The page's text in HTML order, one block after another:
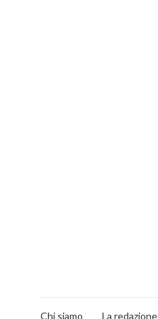
Chi siamo La redazione